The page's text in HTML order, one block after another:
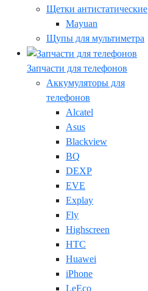
Щетки антистатические
Mayuan
Щупы для мультиметра
Запчасти для телефонов
Аккумуляторы для
телефонов
Alcatel
Asus
Blackview
BQ
DEXP
EVE
Explay
Fly
Highscreen
HTC
Huawei
iPhone
LeEco